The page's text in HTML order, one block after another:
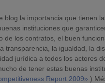
blog la importancia que tienen
instituciones que
de los contratos, el buen
transparencia, la igualdad, la
jurídica a todos los actores
de tener estas buenas
Report 2009» )